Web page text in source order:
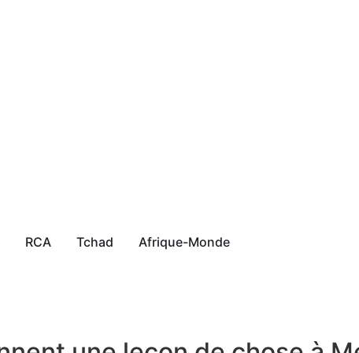
RCA Tchad Afrique-Monde